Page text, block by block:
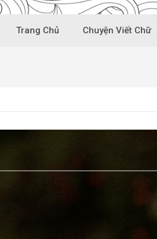
Trang Chủ Chuyện Viết Chữ